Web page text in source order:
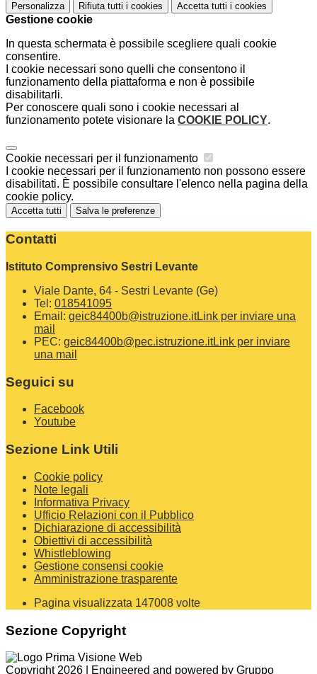
Personalizza Rifiuta tutti i cookies Accetta tutti i cookies
Gestione cookie
In questa schermata è possibile scegliere quali cookie
consentire.
I cookie necessari sono quelli che consentono il
funzionamento della piattaforma e non è possibile
disabilitarli.
Per conoscere quali sono i cookie necessari al
funzionamento potete visionare la COOKIE POLICY.
Cookie necessari per il funzionamento
I cookie necessari per il funzionamento non possono essere
disabilitati. È possibile consultare l'elenco nella pagina della
cookie policy.
Accetta tutti Salva le preferenze
Contatti
Istituto Comprensivo Sestri Levante
Viale Dante, 64 - Sestri Levante (Ge)
Tel: 018541095
Email: geic84400b@istruzione.itLink per inviare una
mail
PEC: geic84400b@pec.istruzione.itLink per inviare
una mail
Seguici su
Facebook
Youtube
Sezione Link Utili
Cookie policy
Note legali
Informativa Privacy
Ufficio Relazioni con il Pubblico
Dichiarazione di accessibilità
Obiettivi di accessibilità
Whistleblowing
Gestione consensi cookie
Amministrazione trasparente
Pagina visualizzata 147008 volte
Sezione Copyright
Copyright 2026 | Engineered and powered by Gruppo